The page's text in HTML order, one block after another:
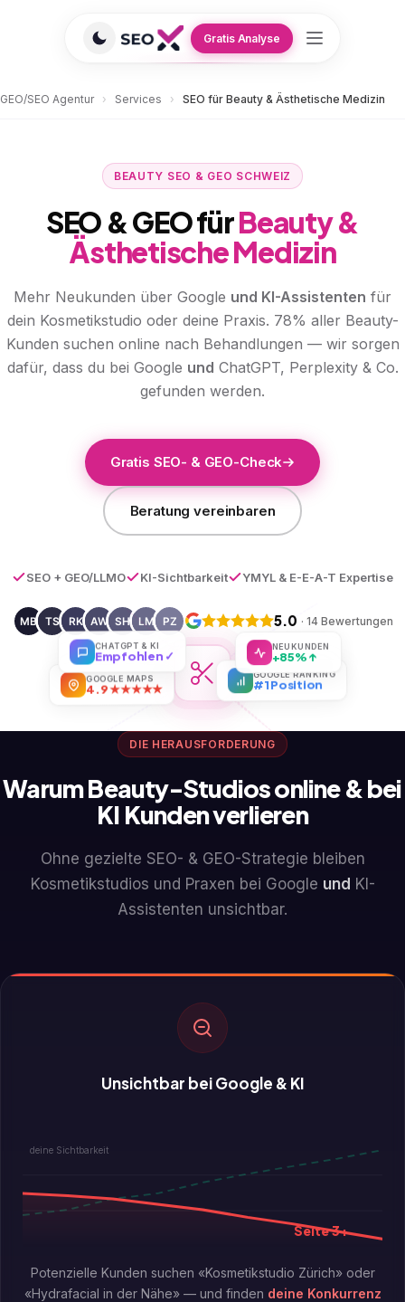
Gratis Analyse
GEO/SEO Agentur › Services › SEO für Beauty & Ästhetische Medizin
BEAUTY SEO & GEO SCHWEIZ
SEO & GEO fürBeauty &
Ästhetische Medizin
Mehr Neukunden über Google und KI-Assistenten für
dein Kosmetikstudio oder deine Praxis. 78% aller Beauty-
Kunden suchen online nach Behandlungen — wir sorgen
dafür, dass du bei Google und ChatGPT, Perplexity & Co.
gefunden werden.
Gratis SEO- & GEO-Check
Beratung vereinbaren
SEO + GEO/LLMO KI-Sichtbarkeit YMYL & E-E-A-T Expertise
5.0 · 14 Bewertungen
GOOGLE RANKING
#1 Position
GOOGLE MAPS
4.9 ★★★★★
Empfohlen ✓ +85% ↑
DIE HERAUSFORDERUNG
Warum Beauty-Studios online & bei
KI Kunden verlieren
Ohne gezielte SEO- & GEO-Strategie bleiben
Kosmetikstudios und Praxen bei Google und KI-
Assistenten unsichtbar.
Unsichtbar bei Google & KI
deine Sichtbarkeit
Seite 3+
Potenzielle Kunden suchen «Kosmetikstudio Zürich» oder
«Hydrafacial in der Nähe» — und finden deine Konkurrenz